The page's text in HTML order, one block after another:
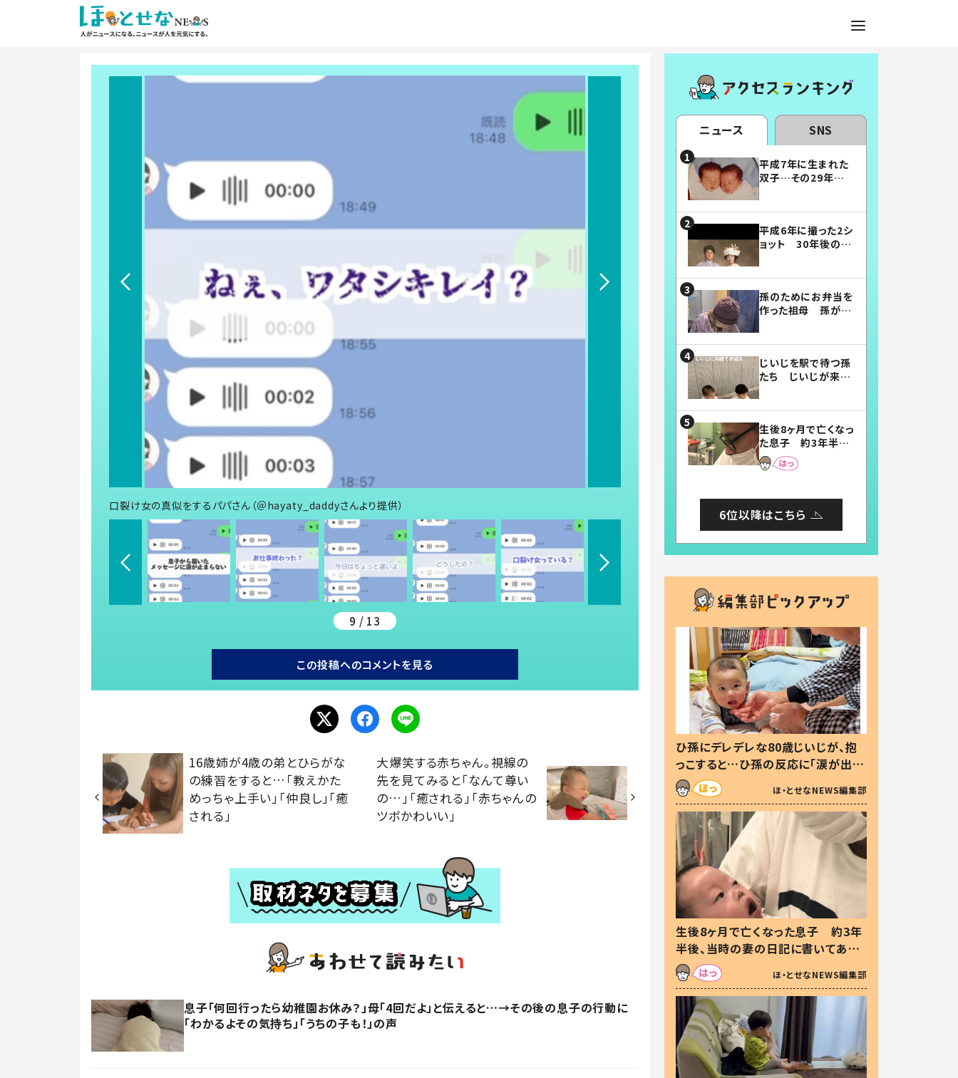
口裂け女の真似をするパパさん（＠hayaty_daddyさんより提供）
9 / 13
この投稿へのコメントを見る
16歳姉が4歳の弟とひらがな
の練習をすると…「教えかた
めっちゃ上手い」「仲良し」「癒
される」
大爆笑する赤ちゃん。視線の
先を見てみると「なんて尊い
の…」「癒される」「赤ちゃんの
ツボかわいい」
息子「何回行ったら幼稚園お休み？」母「4回だよ」と伝えると…→その後の息子の行動に
「わかるよその気持ち」「うちの子も！」の声
ニュース SNS
平成7年に生まれた
双子…その29年後
平成6年に撮った2シ
ョット 30年後の姿
孫のためにお弁当を
作った祖母 孫が絶
じいじを駅で待つ孫
たち じいじが来た
まらない」「幸せにな
れる」
生後8ヶ月で亡くなっ
た息子 約3年半
後、当時の妻の日記
に書いてあった本音
6位以降はこちら
ひ孫にデレデレな80歳じいじが、抱
っこすると…ひ孫の反応に「涙が出ま
した」「可愛くて仕方ない」
ほ・とせなNEWS編集部
生後8ヶ月で亡くなった息子 約3年
半後、当時の妻の日記に書いてあっ
た本音とは
ほ・とせなNEWS編集部